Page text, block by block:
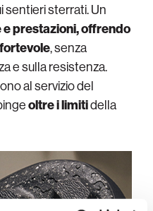
sentieri sterrati. Un
prestazioni, offrendo
, senza
e sulla resistenza.
al servizio del
oltre i limitidella